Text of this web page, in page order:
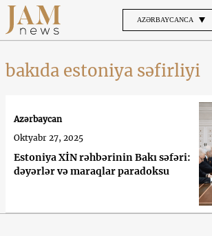
AZƏRBAYCANCA
bakıda estoniya səfirliyi
Estoniya XİN rəhbərinin Bakı səfəri:
dəyərlər və maraqlar paradoksu
Azərbaycan
Oktyabr 27, 2025